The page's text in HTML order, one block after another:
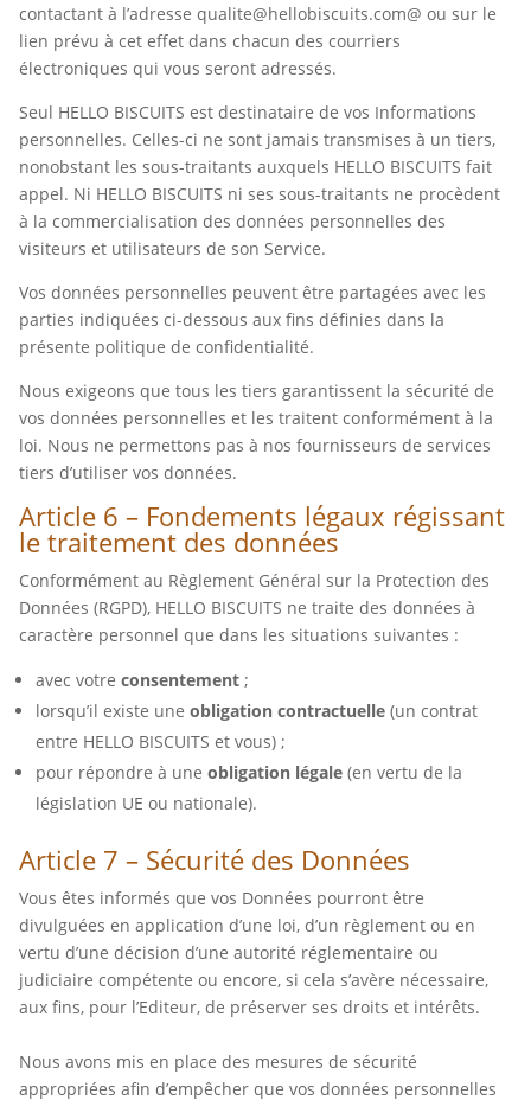
contactant à l’adresse qualite@hellobiscuits.com@ ou sur le
lien prévu à cet effet dans chacun des courriers
électroniques qui vous seront adressés.
Seul HELLO BISCUITS est destinataire de vos Informations
personnelles. Celles-ci ne sont jamais transmises à un tiers,
nonobstant les sous-traitants auxquels HELLO BISCUITS fait
appel. Ni HELLO BISCUITS ni ses sous-traitants ne procèdent
à la commercialisation des données personnelles des
visiteurs et utilisateurs de son Service.
Vos données personnelles peuvent être partagées avec les
parties indiquées ci-dessous aux fins définies dans la
présente politique de confidentialité.
Nous exigeons que tous les tiers garantissent la sécurité de
vos données personnelles et les traitent conformément à la
loi. Nous ne permettons pas à nos fournisseurs de services
tiers d’utiliser vos données.
Article 6 – Fondements légaux régissant
le traitement des données
Conformément au Règlement Général sur la Protection des
Données (RGPD), HELLO BISCUITS ne traite des données à
caractère personnel que dans les situations suivantes :
avec votre consentement;
lorsqu’il existe une obligation contractuelle(un contrat
entre HELLO BISCUITS et vous) ;
pour répondre à une obligation légale (en vertu de la
législation UE ou nationale).
Article 7 – Sécurité des Données
Vous êtes informés que vos Données pourront être
divulguées en application d’une loi, d’un règlement ou en
vertu d’une décision d’une autorité réglementaire ou
judiciaire compétente ou encore, si cela s’avère nécessaire,
aux fins, pour l’Editeur, de préserver ses droits et intérêts.
Nous avons mis en place des mesures de sécurité
appropriées afin d’empêcher que vos données personnelles